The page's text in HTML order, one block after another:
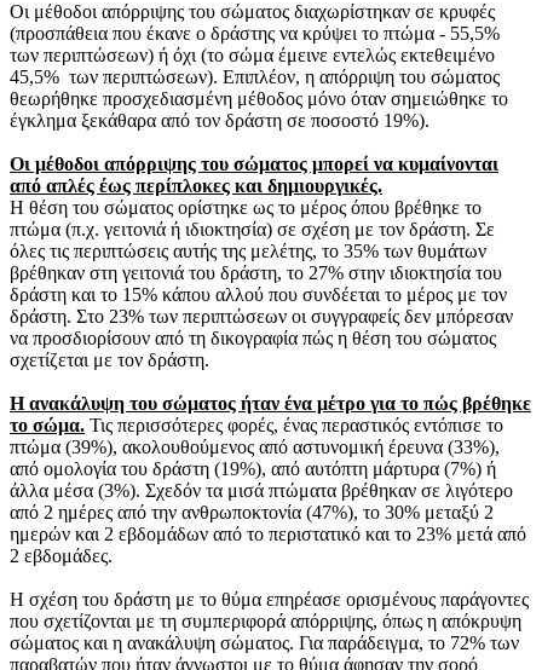
Οι μέθοδοι απόρριψης του σώματος διαχωρίστηκαν σε κρυφές
(προσπάθεια που έκανε ο δράστης να κρύψει το πτώμα - 55,5%
των περιπτώσεων) ή όχι (το σώμα έμεινε εντελώς εκτεθειμένο
45,5% των περιπτώσεων). Επιπλέον, η απόρριψη του σώματος
θεωρήθηκε προσχεδιασμένη μέθοδος μόνο όταν σημειώθηκε το
έγκλημα ξεκάθαρα από τον δράστη σε ποσοστό 19%).
Οι μέθοδοι απόρριψης του σώματος μπορεί να κυμαίνονται
από απλές έως περίπλοκες και δημιουργικές.
Η θέση του σώματος ορίστηκε ως το μέρος όπου βρέθηκε το
πτώμα (π.χ. γειτονιά ή ιδιοκτησία) σε σχέση με τον δράστη. Σε
όλες τις περιπτώσεις αυτής της μελέτης, το 35% των θυμάτων
βρέθηκαν στη γειτονιά του δράστη, το 27% στην ιδιοκτησία του
δράστη και το 15% κάπου αλλού που συνδέεται το μέρος με τον
δράστη. Στο 23% των περιπτώσεων οι συγγραφείς δεν μπόρεσαν
να προσδιορίσουν από τη δικογραφία πώς η θέση του σώματος
σχετίζεται με τον δράστη.
Η ανακάλυψη του σώματος ήταν ένα μέτρο για το πώς βρέθηκε
το σώμα. Τις περισσότερες φορές, ένας περαστικός εντόπισε το
πτώμα (39%), ακολουθούμενος από αστυνομική έρευνα (33%),
από ομολογία του δράστη (19%), από αυτόπτη μάρτυρα (7%) ή
άλλα μέσα (3%). Σχεδόν τα μισά πτώματα βρέθηκαν σε λιγότερο
από 2 ημέρες από την ανθρωποκτονία (47%), το 30% μεταξύ 2
ημερών και 2 εβδομάδων από το περιστατικό και το 23% μετά από
2 εβδομάδες.
Η σχέση του δράστη με το θύμα επηρέασε ορισμένους παράγοντες
που σχετίζονται με τη συμπεριφορά απόρριψης, όπως η απόκρυψη
σώματος και η ανακάλυψη σώματος. Για παράδειγμα, το 72% των
παραβατών που ήταν άγνωστοι με το θύμα άφησαν την σορό